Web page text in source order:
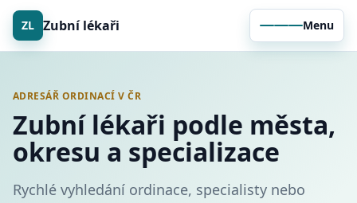
ZL Zubní lékaři Menu
ADRESÁŘ ORDINACÍ V ČR
Zubní lékaři podle města,
okresu a specializace
Rychlé vyhledání ordinace, specialisty nebo